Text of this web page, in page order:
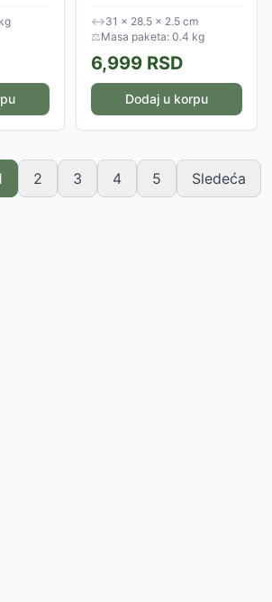
UA-
prašinu, dim, polen i druge
alergene. Dimenzije filtera su
310 x 285 x 25mm.
↔31 × 28.5 × 2.5 cm
⚖Masa paketa: 0.4 kg
6,999 RSD
Dodaj u korpu
2 3 4 5 Sledeća